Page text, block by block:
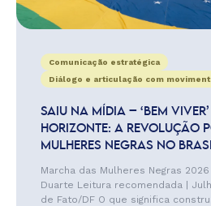
Comunicação estratégica
Diálogo e articulação com
SAIU NA MÍDIA – ‘BEM
HORIZONTE: A REVOLUÇÃO
MULHERES NEGRAS NO
Marcha das Mulheres Negras
Duarte Leitura recomendada |
de Fato/DF O que significa